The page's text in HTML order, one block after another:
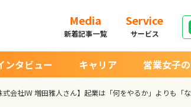
Media
新着記事一覧
Service
サービス
ンタビュー キャリア 営業女子
式会社IW 増田雅人さん】起業は「何をやるか」よりも「